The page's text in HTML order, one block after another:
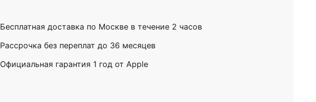
Бесплатная доставка по Москве в течение 2 часов
Рассрочка без переплат до 36 месяцев
Официальная гарантия 1 год от Apple